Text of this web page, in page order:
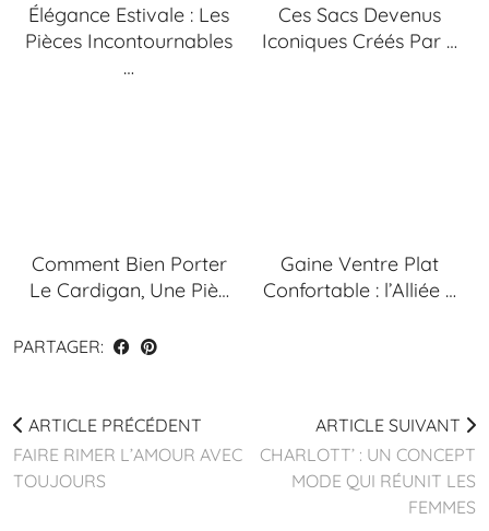
Élégance Estivale : Les
Pièces Incontournables
…
Ces Sacs Devenus
Iconiques Créés Par …
Comment Bien Porter
Le Cardigan, Une Piè…
Gaine Ventre Plat
Confortable : l’Alliée …
PARTAGER:
ARTICLE PRÉCÉDENT
FAIRE RIMER L’AMOUR AVEC
TOUJOURS
ARTICLE SUIVANT
CHARLOTT’ : UN CONCEPT
MODE QUI RÉUNIT LES
FEMMES